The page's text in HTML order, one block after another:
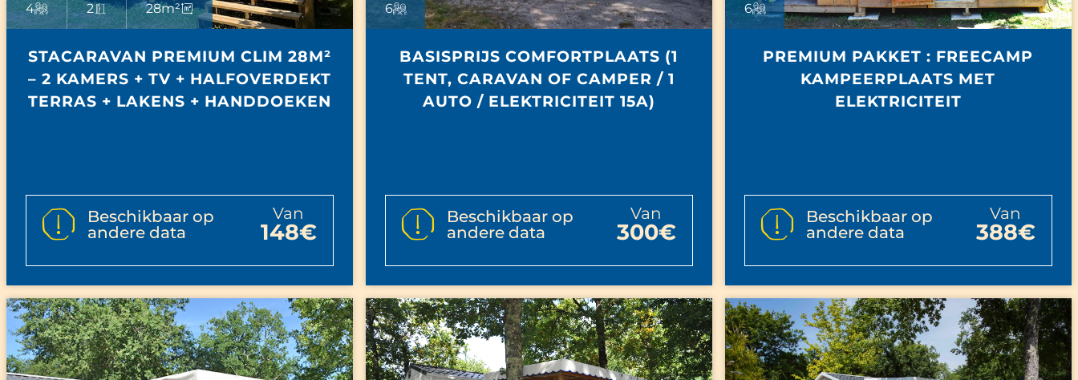
6
BASISPRIJS COMFORTPLAATS (1
TENT, CARAVAN OF CAMPER / 1
AUTO / ELEKTRICITEIT 15A)
Beschikbaar op
andere data
van
300€
6
PREMIUM PAKKET : FREECAMP
KAMPEERPLAATS MET
ELEKTRICITEIT
Beschikbaar op
andere data
van
388€
4 2 28m²
STACARAVAN PREMIUM CLIM 28M²
– 2 KAMERS + TV + HALFOVERDEKT
TERRAS + LAKENS + HANDDOEKEN
Beschikbaar op
andere data
van
148€